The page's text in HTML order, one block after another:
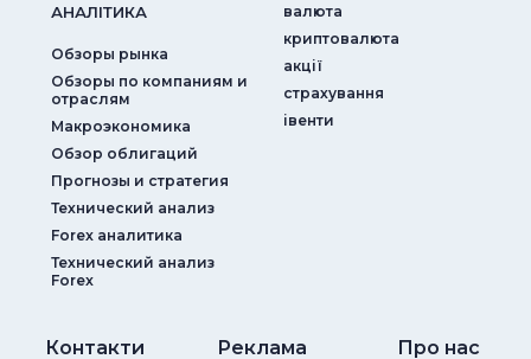
АНАЛIТИКА
Обзоры рынка
Обзоры по компаниям и
отраслям
Макроэкономика
Обзор облигаций
Прогнозы и стратегия
Технический анализ
Forex аналитика
Технический анализ
Forex
валюта
криптовалюта
акції
страхування
iвенти
Контакти Реклама Про нас